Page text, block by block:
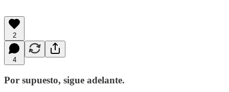
2
4
Por supuesto, sigue adelante.